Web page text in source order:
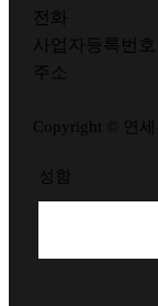
전화
사업자등록번호
주소
Copyright © 연세
성함